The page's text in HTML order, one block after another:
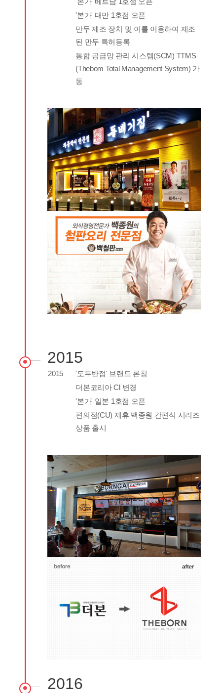
'본가' 대만 1호점 오픈
만두 제조 장치 및 이를 이용하여 제조
된 만두 특허등록
통합 공급망 관리 시스템(SCM) TTMS
(Thebom Total Management System) 가
동
2015
2015
'도두반점' 브랜드 론칭
더본코리아 Cl 변경
'본가' 일본 1호점 오픈
편의점(CU) 제휴 백종원 간편식 시리즈
상품 출시
2016